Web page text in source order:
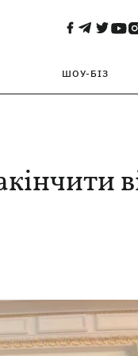
ШОУ-БІЗ